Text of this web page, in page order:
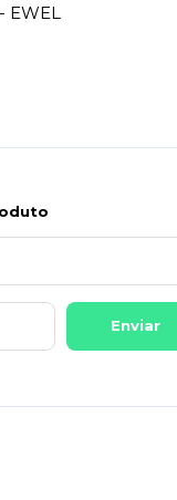
EWEL
Enviar